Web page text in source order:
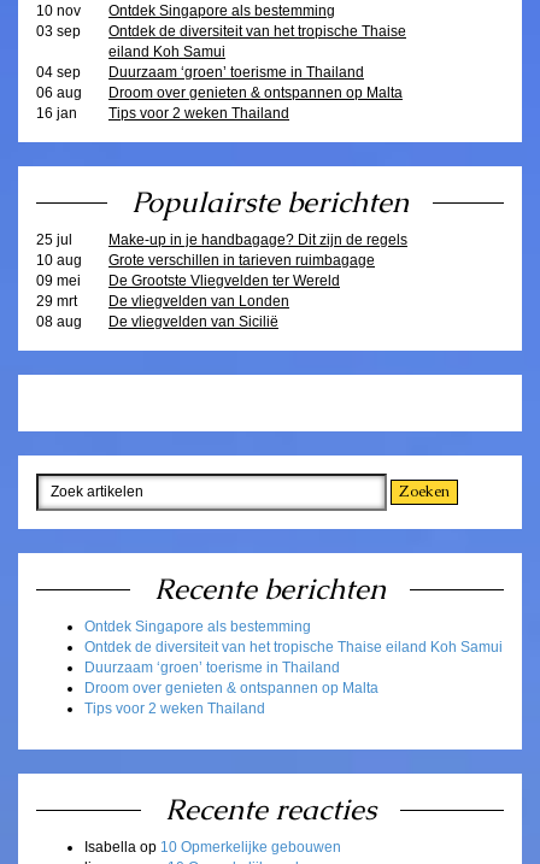
10 nov
Ontdek Singapore als bestemming
03 sep
Ontdek de diversiteit van het tropische Thaise
eiland Koh Samui
04 sep
Duurzaam ‘groen’ toerisme in Thailand
06 aug
Droom over genieten & ontspannen op Malta
16 jan
Tips voor 2 weken Thailand
Populairste berichten
25 jul
Make-up in je handbagage? Dit zijn de regels
10 aug
Grote verschillen in tarieven ruimbagage
09 mei
De Grootste Vliegvelden ter Wereld
29 mrt
De vliegvelden van Londen
08 aug
De vliegvelden van Sicilië
Recente berichten
Ontdek Singapore als bestemming
Ontdek de diversiteit van het tropische Thaise eiland Koh Samui
Duurzaam ‘groen’ toerisme in Thailand
Droom over genieten & ontspannen op Malta
Tips voor 2 weken Thailand
Recente reacties
Isabella op 10 Opmerkelijke gebouwen